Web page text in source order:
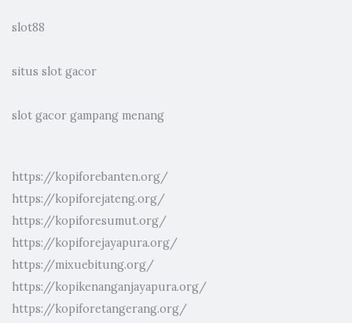
slot88
situs slot gacor
slot gacor gampang menang
https://kopiforebanten.org/
https://kopiforejateng.org/
https://kopiforesumut.org/
https://kopiforejayapura.org/
https://mixuebitung.org/
https://kopikenanganjayapura.org/
https://kopiforetangerang.org/